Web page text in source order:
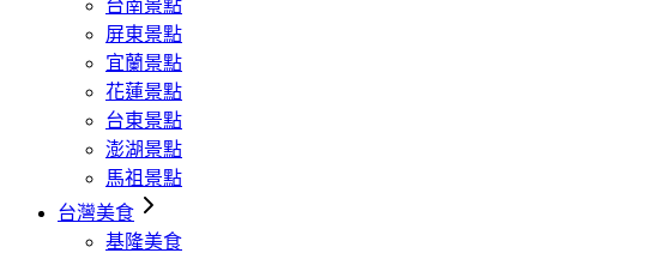
台南景點
屏東景點
宜蘭景點
花蓮景點
台東景點
澎湖景點
馬祖景點
台灣美食
基隆美食